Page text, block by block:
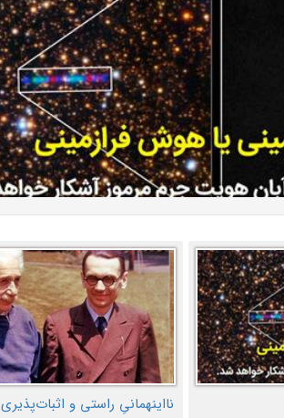
نااینهمانیِ راستی و اثبات‌پذیری